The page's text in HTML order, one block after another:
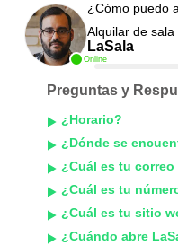
Online
¿Cómo puedo
Alquilar de sala
LaSala
Preguntas y
¿Horario?
¿Dónde se
¿Cuál es tu
¿Cuál es tu
¿Cuál es tu sitio
¿Cuándo abre